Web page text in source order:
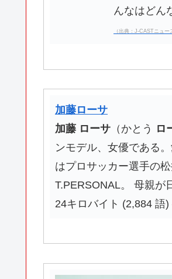
んなはどん
（出典：J-CASTニュー
加藤ローサ
加藤 ローサ （かとう ロ
ンモデル、女優である
はプロサッカー選手の
T.PERSONAL。 母親
24キロバイト (2,884 語